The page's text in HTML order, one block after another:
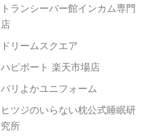
トランシーバー館インカム専門
店
ドリームスクエア
ハピポート 楽天市場店
バリよかユニフォーム
ヒツジのいらない枕公式睡眠研
究所